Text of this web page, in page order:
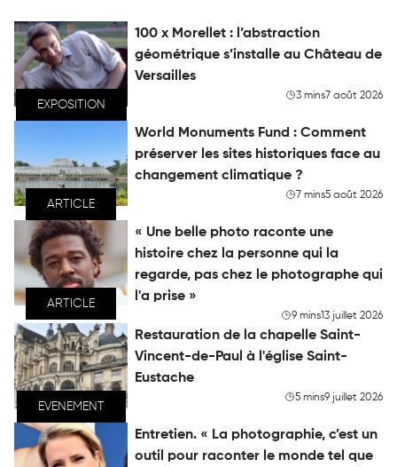
EXPOSITION
100 x Morellet : l’abstraction
géométrique s’installe au Château de
Versailles
3 mins7 août 2026
ARTICLE
World Monuments Fund : Comment
préserver les sites historiques face au
changement climatique ?
7 mins5 août 2026
ARTICLE
« Une belle photo raconte une
histoire chez la personne qui la
regarde, pas chez le photographe qui
l'a prise »
9 mins13 juillet 2026
EVENEMENT
Restauration de la chapelle Saint-
Vincent-de-Paul à l'église Saint-
Eustache
5 mins9 juillet 2026
Entretien. « La photographie, c’est un
outil pour raconter le monde tel que